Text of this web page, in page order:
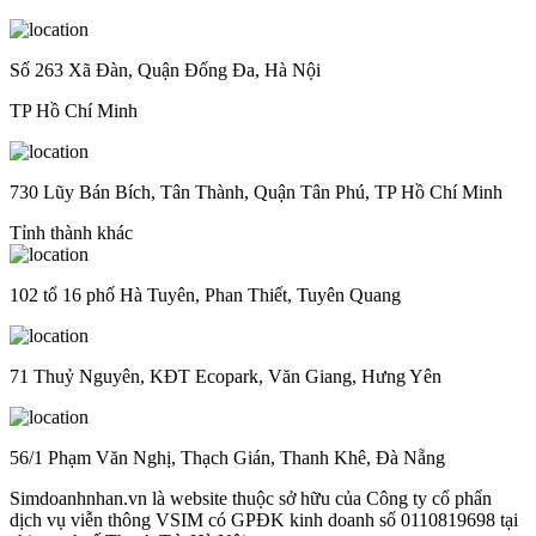
Số 263 Xã Đàn, Quận Đống Đa, Hà Nội
TP Hồ Chí Minh
730 Lũy Bán Bích, Tân Thành, Quận Tân Phú, TP Hồ Chí Minh
Tỉnh thành khác
102 tổ 16 phố Hà Tuyên, Phan Thiết, Tuyên Quang
71 Thuỷ Nguyên, KĐT Ecopark, Văn Giang, Hưng Yên
56/1 Phạm Văn Nghị, Thạch Gián, Thanh Khê, Đà Nẵng
Simdoanhnhan.vn là website thuộc sở hữu của Công ty cổ phẩn
dịch vụ viễn thông VSIM có GPĐK kinh doanh số 0110819698 tại